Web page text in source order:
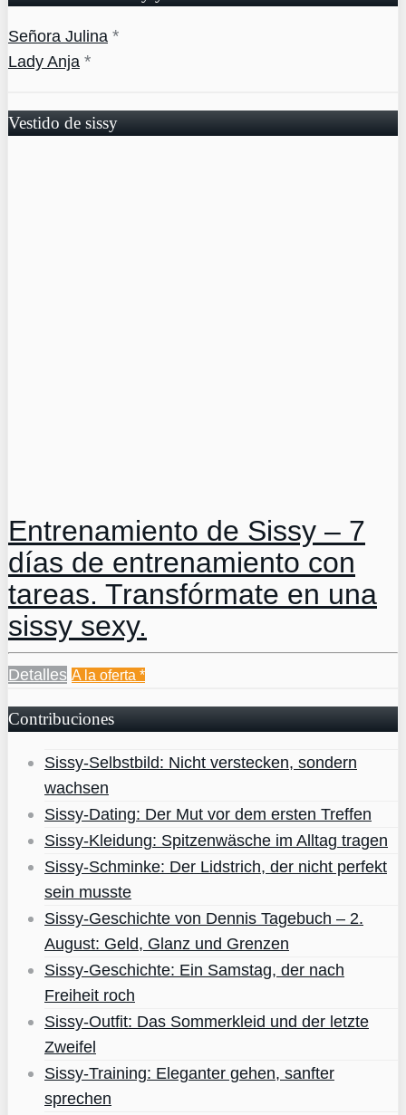
Señora Julina *
Lady Anja *
Vestido de sissy
Entrenamiento de Sissy – 7
días de entrenamiento con
tareas. Transfórmate en una
sissy sexy.
Detalles A la oferta *
Contribuciones
Sissy-Selbstbild: Nicht verstecken, sondern
wachsen
Sissy-Dating: Der Mut vor dem ersten Treffen
Sissy-Kleidung: Spitzenwäsche im Alltag tragen
Sissy-Schminke: Der Lidstrich, der nicht perfekt
sein musste
Sissy-Geschichte von Dennis Tagebuch – 2.
August: Geld, Glanz und Grenzen
Sissy-Geschichte: Ein Samstag, der nach
Freiheit roch
Sissy-Outfit: Das Sommerkleid und der letzte
Zweifel
Sissy-Training: Eleganter gehen, sanfter
sprechen